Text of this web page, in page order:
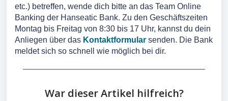
etc.) betreffen, wende dich bitte an das Team Online
Banking der Hanseatic Bank. Zu den Geschäftszeiten
Montag bis Freitag von 8:30 bis 17 Uhr, kannst du dein
Anliegen über das Kontaktformular senden. Die Bank
meldet sich so schnell wie möglich bei dir.
War dieser Artikel hilfreich?